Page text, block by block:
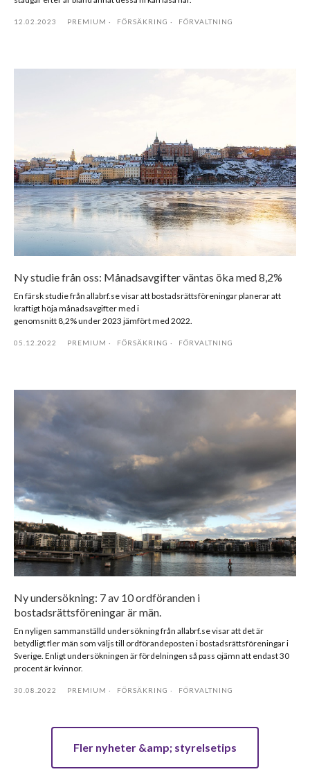
12.02.2023 PREMIUM FÖRSÄKRING FÖRVALTNING
Ny studie från oss: Månadsavgifter väntas öka med 8,2%
En färsk studie från allabrf.se visar att bostadsrättsföreningar planerar att
kraftigt höja månadsavgifter med i
genomsnitt 8,2% under 2023 jämfört med 2022.
05.12.2022 PREMIUM FÖRSÄKRING FÖRVALTNING
Ny undersökning: 7 av 10 ordföranden i
bostadsrättsföreningar är män.
En nyligen sammanställd undersökning från allabrf.se visar att det är
betydligt fler män som väljs till ordförandeposten i bostadsrättsföreningar i
Sverige. Enligt undersökningen är fördelningen så pass ojämn att endast 30
procent är kvinnor.
30.08.2022 PREMIUM FÖRSÄKRING FÖRVALTNING
Fler nyheter &amp; styrelsetips